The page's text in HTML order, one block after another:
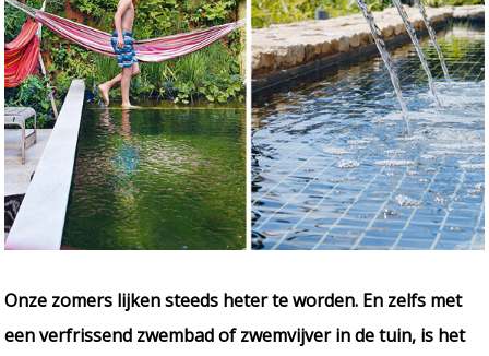
Onze zomers lijken steeds heter te worden. En zelfs met
een verfrissend zwembad of zwemvijver in de tuin, is het